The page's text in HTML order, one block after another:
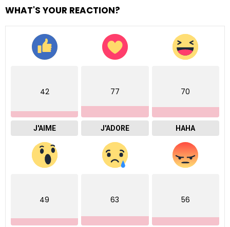
WHAT'S YOUR REACTION?
42
J'AIME
77
J'ADORE
70
HAHA
49 63 56